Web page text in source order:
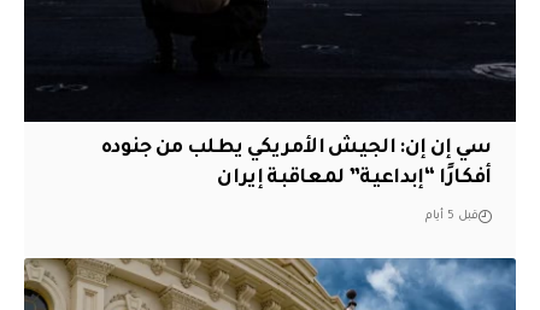
سي إن إن: الجيش الأمريكي يطلب من جنوده
أفكارًا “إبداعية” لمعاقبة إيران
قبل 5 أيام